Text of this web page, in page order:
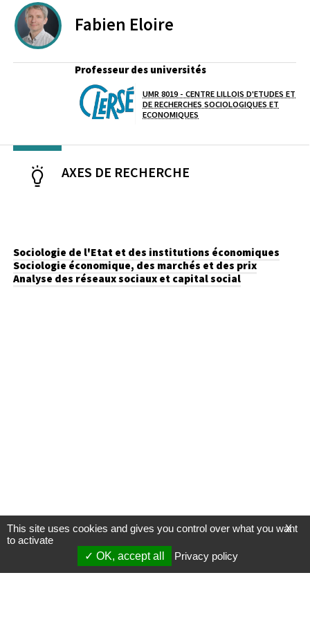
Fabien Eloire
Professeur des universités
Laboratoire / équipe
UMR 8019 - CENTRE LILLOIS D'ETUDES ET
DE RECHERCHES SOCIOLOGIQUES ET
ECONOMIQUES
AXES DE RECHERCHE
Sociologie de l'Etat et des institutions économiques
Sociologie économique, des marchés et des prix
Analyse des réseaux sociaux et capital social
X
This site uses cookies and gives you control over what you want
to activate
OK, accept all
Privacy policy